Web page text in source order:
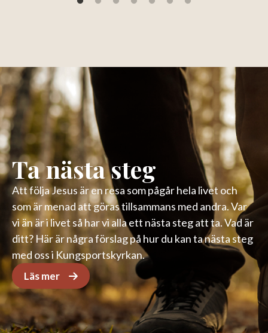
Ta nästa steg
Att följa Jesus är en resa som pågår hela livet och
som är menad att göras tillsammans med andra. Var
vi än är i livet så har vi alla ett nästa steg att ta. Vad är
ditt? Här är några förslag på hur du kan ta nästa steg
med oss i Kungsportskyrkan.
Läs mer